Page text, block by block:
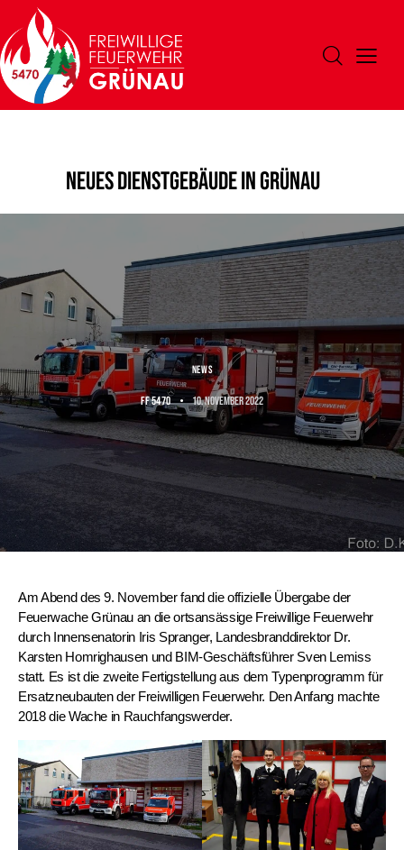
Neues Dienstgebäude in Grünau
NEWS
FF 5470 10. November 2022
Am Abend des 9. November fand die offizielle Übergabe der
Feuerwache Grünau an die ortsansässige Freiwillige Feuerwehr
durch Innensenatorin Iris Spranger, Landesbranddirektor Dr.
Karsten Homrighausen und BIM-Geschäftsführer Sven Lemiss
statt. Es ist die zweite Fertigstellung aus dem Typenprogramm für
Ersatzneubauten der Freiwilligen Feuerwehr. Den Anfang machte
2018 die Wache in Rauchfangswerder.